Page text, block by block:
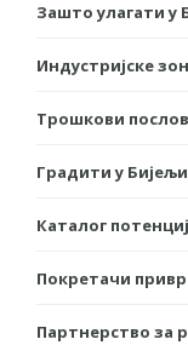
Зашто улагати у
Индустријске
Трошкови
Градити у
Каталог
Покретачи
Партнерство за